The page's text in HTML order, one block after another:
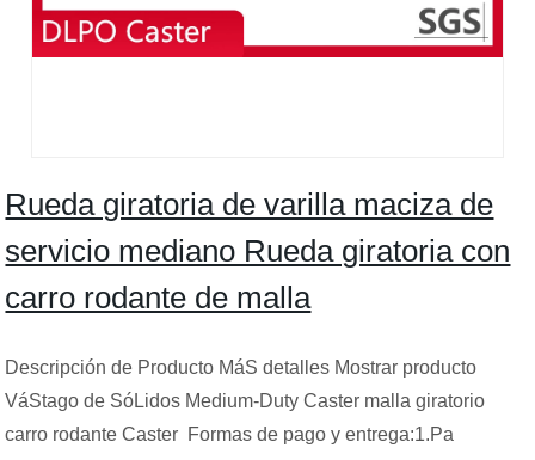
Rueda giratoria de varilla maciza de
servicio mediano Rueda giratoria con
carro rodante de malla
Descripción de Producto MáS detalles Mostrar producto
VáStago de SóLidos Medium-Duty Caster malla giratorio
carro rodante Caster Formas de pago y entrega:1.Pa